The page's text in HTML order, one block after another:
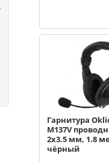
Гарнитура
M137V
2x3.5 мм, 1.8
чёрный